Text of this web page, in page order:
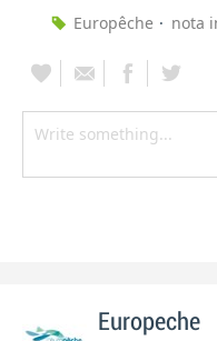
Europêche
nota
Europeche